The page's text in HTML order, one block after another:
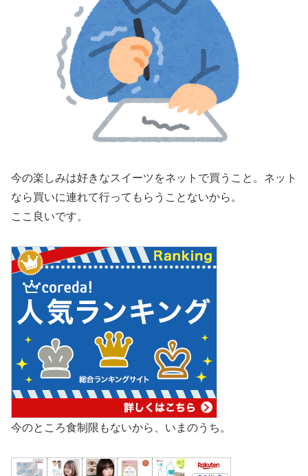
今の楽しみは好きなスイーツをネットで買うこと。ネット
なら買いに連れて行ってもらうことないから。
ここ良いです。
今のところ食制限もないから、いまのうち。